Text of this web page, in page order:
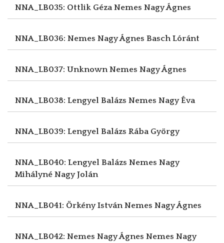
NNA_LB035: Ottlik GézaNemes Nagy Ágnes
NNA_LB036: Nemes Nagy Ágnes Basch Lóránt
NNA_LB037: UnknownNemes Nagy Ágnes
NNA_LB038: Lengyel Balázs Nemes Nagy Éva
NNA_LB039: Lengyel Balázs Rába György
NNA_LB040: Lengyel Balázs Nemes Nagy
Mihályné Nagy Jolán
NNA_LB041: Örkény IstvánNemes Nagy Ágnes
NNA_LB042: Nemes Nagy Ágnes Nemes Nagy